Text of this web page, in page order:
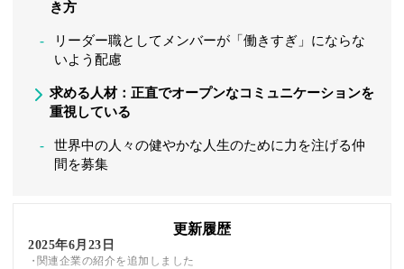
き方
リーダー職としてメンバーが「働きすぎ」にならな
いよう配慮
求める人材：正直でオープンなコミュニケーションを
重視している
世界中の人々の健やかな人生のために力を注げる仲
間を募集
更新履歴
2025年6月23日
関連企業の紹介を追加しました